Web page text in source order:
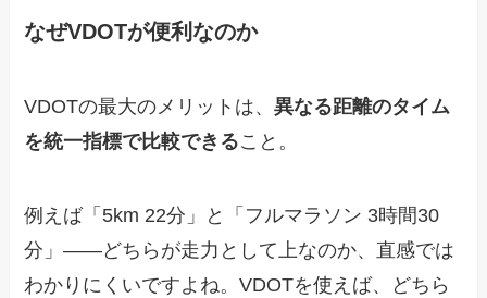
なぜVDOTが便利なのか
VDOTの最大のメリットは、異なる距離のタイム
を統一指標で比較できること。
例えば「5km 22分」と「フルマラソン 3時間30
分」——どちらが走力として上なのか、直感では
わかりにくいですよね。VDOTを使えば、どちら